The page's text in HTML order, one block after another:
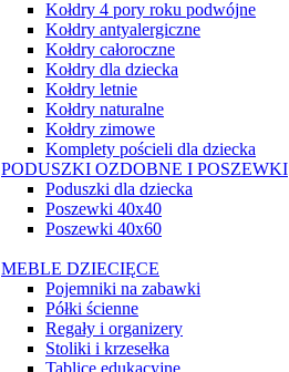
Kołdry 4 pory roku podwójne
Kołdry antyalergiczne
Kołdry całoroczne
Kołdry dla dziecka
Kołdry letnie
Kołdry naturalne
Kołdry zimowe
Komplety pościeli dla dziecka
PODUSZKI OZDOBNE I POSZEWKI
Poduszki dla dziecka
Poszewki 40x40
Poszewki 40x60
MEBLE DZIECIĘCE
Pojemniki na zabawki
Półki ścienne
Regały i organizery
Stoliki i krzesełka